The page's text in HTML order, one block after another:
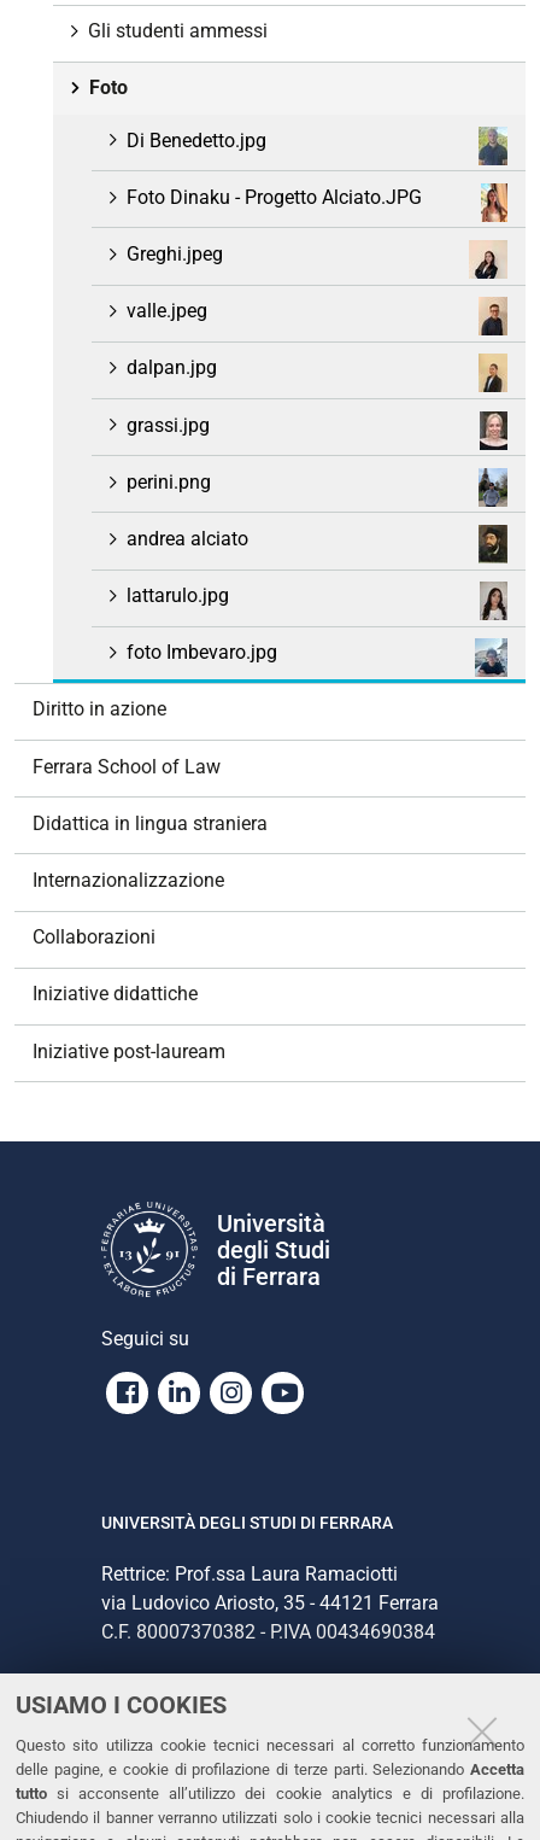
USIAMO I COOKIES
Questo sito utilizza cookie tecnici necessari al corretto funzionamento
delle pagine, e cookie di profilazione di terze parti. Selezionando Accetta
tutto si acconsente all’utilizzo dei cookie analytics e di profilazione.
Chiudendo il banner verranno utilizzati solo i cookie tecnici necessari alla
Gli studenti ammessi
Foto
Di Benedetto.jpg
Foto Dinaku - Progetto Alciato.JPG
Greghi.jpeg
valle.jpeg
dalpan.jpg
grassi.jpg
perini.png
andrea alciato
lattarulo.jpg
foto Imbevaro.jpg
Diritto in azione
Ferrara School of Law
Didattica in lingua straniera
Internazionalizzazione
Collaborazioni
Iniziative didattiche
Iniziative post-lauream
Università
degli Studi
di Ferrara
Seguici su
Facebook
LinkedinInstagram
Youtube
UNIVERSITÀ DEGLI STUDI DI FERRARA
Rettrice: Prof.ssa Laura Ramaciotti
via Ludovico Ariosto, 35 - 44121 Ferrara
C.F. 80007370382 - P.IVA 00434690384
CONTATTI
Tel. +39 0532 293111
Fax. +39 0532 293031
PEC